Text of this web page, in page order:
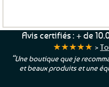
Avis certifiés : + de
★★★★★ >
“Une boutique que je
et beaux produits et une